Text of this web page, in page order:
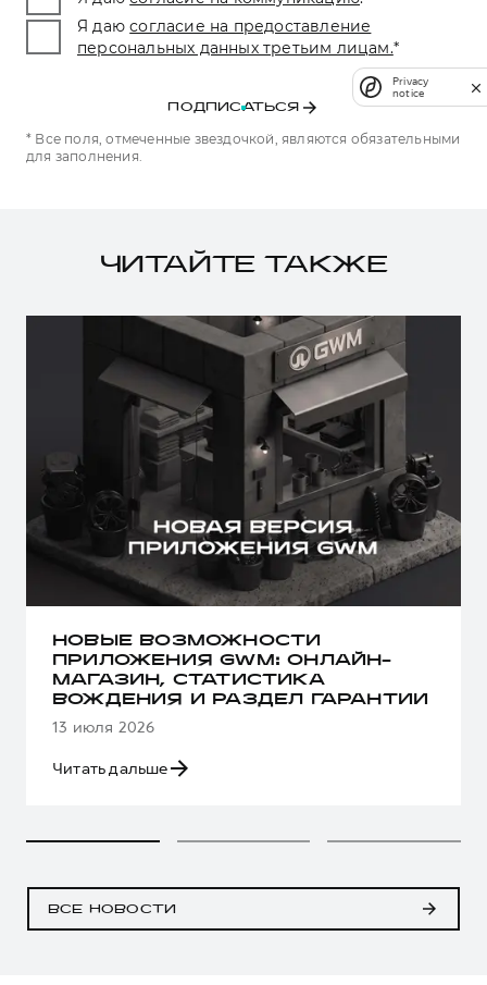
Я даю согласие на предоставление
персональных данных третьим лицам.*
ПОДПИСАТЬСЯ
* Все поля, отмеченные звездочкой, являются обязательными
для заполнения.
ЧИТАЙТЕ ТАКЖЕ
НОВЫЕ ВОЗМОЖНОСТИ
ПРИЛОЖЕНИЯ GWM: ОНЛАЙН-
МАГАЗИН, СТАТИСТИКА
ВОЖДЕНИЯ И РАЗДЕЛ ГАРАНТИИ
13 июля 2026
Читать дальше
ВСЕ НОВОСТИ
Privacy
notice